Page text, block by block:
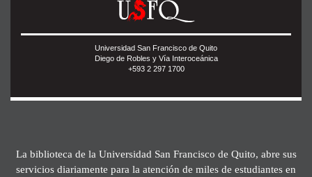
Universidad San Francisco de Quito
Diego de Robles y Vía Interoceánica
+593 2 297 1700
La biblioteca de la Universidad San Francisco de Quito, abre sus
servicios diariamente para la atención de miles de estudiantes en